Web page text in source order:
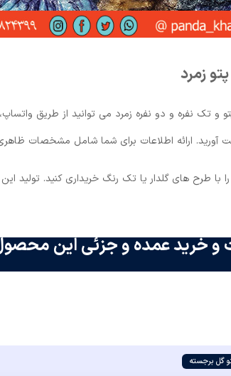
زمرد
تک نفره و دو نفره زمرد می توانید از طریق
آورید. ارائه اطلاعات برای شما شامل مشخصات
با طرح های گلدار یا تک رنگ خریداری کنید. تولید
و خرید عمده و جزئی این محصول
گل برجسته